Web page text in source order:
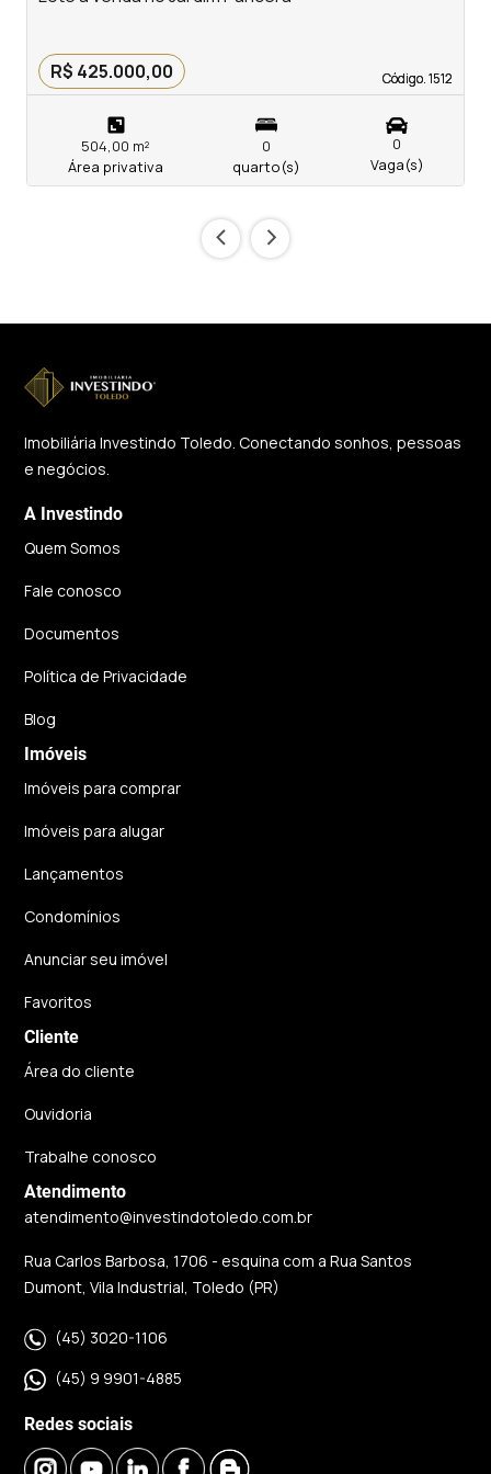
Código. 1512
Código. 1512
R$ 425.000,00
504,00 m²
Área privativa
0
quarto(s)
0
Vaga(s)
‹ ›
Imobiliária Investindo Toledo. Conectando sonhos, pessoas
e negócios.
A Investindo
Quem Somos
Fale conosco
Documentos
Política de Privacidade
Blog
Imóveis
Imóveis para comprar
Imóveis para alugar
Lançamentos
Condomínios
Anunciar seu imóvel
Favoritos
Cliente
Área do cliente
Ouvidoria
Trabalhe conosco
Atendimento
atendimento@investindotoledo.com.br
Rua Carlos Barbosa, 1706 - esquina com a Rua Santos
Dumont, Vila Industrial, Toledo (PR)
(45) 3020-1106
(45) 9 9901-4885
Redes sociais